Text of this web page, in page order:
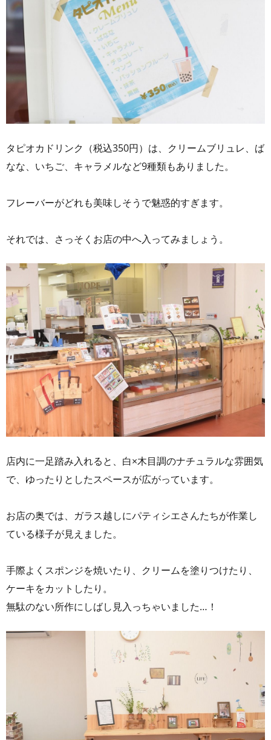
タピオカドリンク（税込350円）は、クリームブリュレ、ば
なな、いちご、キャラメルなど9種類もありました。
フレーバーがどれも美味しそうで魅惑的すぎます。
それでは、さっそくお店の中へ入ってみましょう。
店内に一足踏み入れると、白×木目調のナチュラルな雰囲気
で、ゆったりとしたスペースが広がっています。
お店の奥では、ガラス越しにパティシエさんたちが作業し
ている様子が見えました。
手際よくスポンジを焼いたり、クリームを塗りつけたり、
ケーキをカットしたり。
無駄のない所作にしばし見入っちゃいました…！